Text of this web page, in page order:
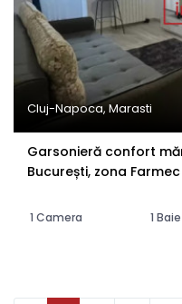
Cluj-Napoca, Marasti
Garsonieră confort
București, zona Farmec
1 Camera 1 Baie